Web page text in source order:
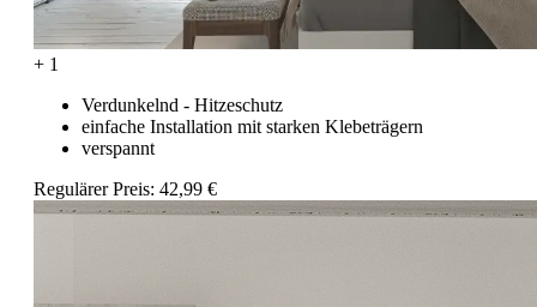
+ 1
Verdunkelnd - Hitzeschutz
einfache Installation mit starken Klebeträgern
verspannt
Regulärer Preis: 42,99 €